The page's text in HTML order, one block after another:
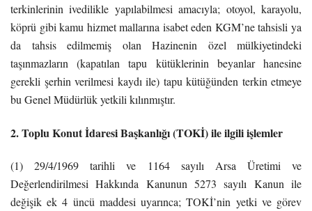
terkinlerinin ivedilikle yapılabilmesi amacıyla; otoyol, karayolu,
köprü gibi kamu hizmet mallarına isabet eden KGM’ne tahsisli ya
da tahsis edilmemiş olan Hazinenin özel mülkiyetindeki
taşınmazların (kapatılan tapu kütüklerinin beyanlar hanesine
gerekli şerhin verilmesi kaydı ile) tapu kütüğünden terkin etmeye
bu Genel Müdürlük yetkili kılınmıştır.
2. Toplu Konut İdaresi Başkanlığı (TOKİ) ile ilgili işlemler
(1) 29/4/1969 tarihli ve 1164 sayılı Arsa Üretimi ve
Değerlendirilmesi Hakkında Kanunun 5273 sayılı Kanun ile
değişik ek 4 üncü maddesi uyarınca; TOKİ’nin yetki ve görev